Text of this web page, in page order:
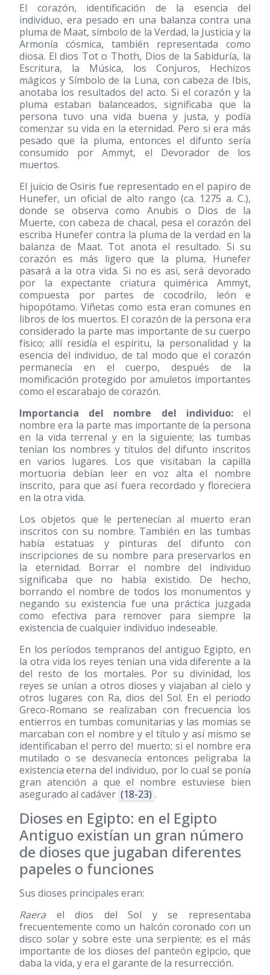
El corazón, identificación de la esencia del
individuo, era pesado en una balanza contra una
pluma de Maat, símbolo de la Verdad, la Justicia y la
Armonía cósmica, también representada como
diosa. El dios Tot o Thoth, Dios de la Sabiduría, la
Escritura, la Música, los Conjuros, Hechizos
mágicos y Símbolo de la Luna, con cabeza de Ibis,
anotaba los resultados del acto. Si el corazón y la
pluma estaban balanceados, significaba que la
persona tuvo una vida buena y justa, y podía
comenzar su vida en la eternidad. Pero si era más
pesado que la pluma, entonces el difunto sería
consumido por Ammyt, el Devorador de los
muertos.
El juicio de Osiris fue representado en el papiro de
Hunefer, un oficial de alto rango (ca. 1275 a. C.),
donde se observa como Anubis o Dios de la
Muerte, con cabeza de chacal, pesa el corazón del
escriba Hunefer contra la pluma de la verdad en la
balanza de Maat. Tot anota el resultado. Si su
corazón es más ligero que la pluma, Hunefer
pasará a la otra vida. Si no es así, será devorado
por la expectante criatura quimérica Ammyt,
compuesta por partes de cocodrilo, león e
hipopótamo. Viñetas como esta eran comunes en
libros de los muertos. El corazón de la persona era
considerado la parte mas importante de su cuerpo
físico; allí residía el espíritu, la personalidad y la
esencia del individuo, de tal modo que el corazón
permanecía en el cuerpo, después de la
momificación protegido por amuletos importantes
como el escarabajo de corazón.
Importancia del nombre del individuo:el
nombre era la parte mas importante de la persona
en la vida terrenal y en la siguiente; las tumbas
tenían los nombres y títulos del difunto inscritos
en varios lugares. Los que visitaban la capilla
mortuoria debían leer en voz alta el nombre
inscrito, para que así fuera recordado y floreciera
en la otra vida.
Los objetos que le pertenecían al muerto eran
inscritos con su nombre. También en las tumbas
había estatuas y pinturas del difunto con
inscripciones de su nombre para preservarlos en
la eternidad. Borrar el nombre del individuo
significaba que no había existido. De hecho,
borrando el nombre de todos los monumentos y
negando su existencia fue una práctica juzgada
como efectiva para remover para siempre la
existencia de cualquier individuo indeseable.
En los períodos tempranos del antiguo Egipto, en
la otra vida los reyes tenían una vida diferente a la
del resto de los mortales. Por su divinidad, los
reyes se unían a otros dioses y viajaban al cielo y
otros lugares con Ra, dios del Sol. En el periodo
Greco-Romano se realizaban con frecuencia los
entierros en tumbas comunitarias y las momias se
marcaban con el nombre y el título y así mismo se
identificaban el perro del muerto; si el nombre era
mutilado o se desvanecía entonces peligraba la
existencia eterna del individuo, por lo cual se ponía
gran atención a que el nombre estuviese bien
asegurado al cadáver (18-23) .
Dioses en Egipto: en el Egipto
Antiguo existían un gran número
de dioses que jugaban diferentes
papeles o funciones
Sus dioses principales eran:
Raera el dios del Sol y se representaba
frecuentemente como un halcón coronado con un
disco solar y sobre este una serpiente; es el más
importante de los dioses del panteón egipcio, que
daba la vida, y era el garante de la resurrección.